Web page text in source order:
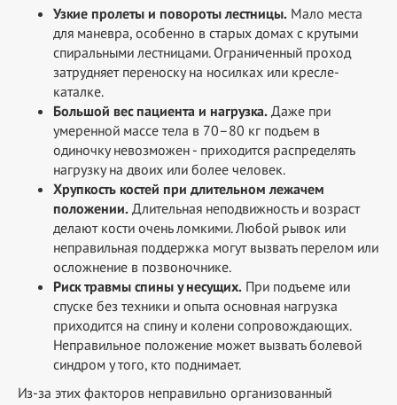
Узкие пролеты и повороты лестницы. Мало места
для маневра, особенно в старых домах с крутыми
спиральными лестницами. Ограниченный проход
затрудняет переноску на носилках или кресле-
каталке.
Большой вес пациента и нагрузка. Даже при
умеренной массе тела в 70–80 кг подъем в
одиночку невозможен - приходится распределять
нагрузку на двоих или более человек.
Хрупкость костей при длительном лежачем
положении. Длительная неподвижность и возраст
делают кости очень ломкими. Любой рывок или
неправильная поддержка могут вызвать перелом или
осложнение в позвоночнике.
Риск травмы спины у несущих. При подъеме или
спуске без техники и опыта основная нагрузка
приходится на спину и колени сопровождающих.
Неправильное положение может вызвать болевой
синдром у того, кто поднимает.
Из-за этих факторов неправильно организованный